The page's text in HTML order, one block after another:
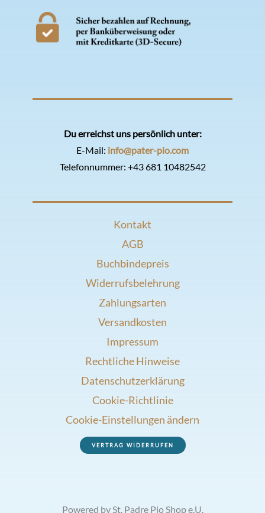
Du erreichst uns persönlich unter:
E-Mail: info@pater-pio.com
Telefonnummer: +43 681 10482542
Kontakt
AGB
Buchbindepreis
Widerrufsbelehrung
Zahlungsarten
Versandkosten
Impressum
Rechtliche Hinweise
Datenschutzerklärung
Cookie-Richtlinie
Cookie-Einstellungen ändern
VERTRAG WIDERRUFEN
Powered by St. Padre Pio Shop e.U.